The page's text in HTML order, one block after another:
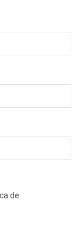
de